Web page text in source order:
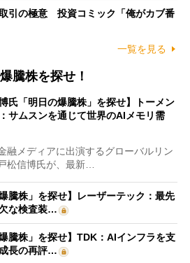
引の極意 投資コミック「俺がカブ番
一覧を見る
騰株を探せ！
博氏「明日の爆騰株」を探せ】トーメン
サムスンを通じて世界のAIメモリ需
メディアに出演するグローバルリン
松信博氏が、最新…
騰株」を探せ】レーザーテック：最先
な検査装…
騰株」を探せ】TDK：AIインフラを支
長の再評…